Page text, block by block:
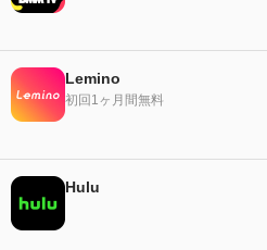
Lemino
初回1ヶ月間無料
Hulu